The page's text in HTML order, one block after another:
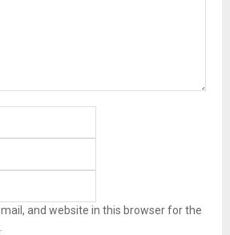
and website in this browser for the